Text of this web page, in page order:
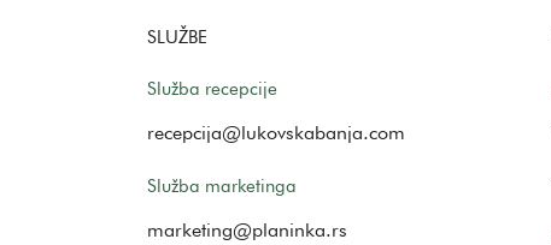
SLUŽBE
Služba recepcije
recepcija@lukovskabanja.com
Služba marketinga
marketing@planinka.rs